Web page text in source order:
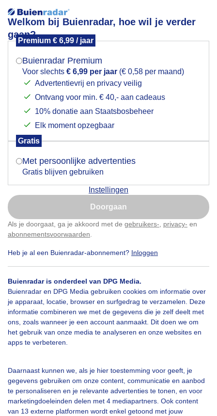
Welkom bij Buienradar, hoe wil je verder
gaan?
Premium € 6,99 / jaar
Buienradar Premium
Voor slechts € 6,99 per jaar (€ 0,58 per maand)
Advertentievrij en privacy veilig
Ontvang voor min. € 40,- aan cadeaus
10% donatie aan Staatsbosbeheer
Elk moment opzegbaar
Gratis
Met persoonlijke advertenties
Gratis blijven gebruiken
Instellingen
Doorgaan
Als je doorgaat, ga je akkoord met de gebruikers- privacy- en
abonnementsvoorwaarden
Heb je al een Buienradar-abonnement? Inloggen
Buienradar is onderdeel van DPG Media.
Buienradar en DPG Media gebruiken cookies om informatie over
je apparaat, locatie, browser en surfgedrag te verzamelen. Deze
informatie combineren we met de gegevens die je zelf deelt met
ons, zoals wanneer je een account aanmaakt. Dit doen we om
het gebruik van onze media te analyseren en onze websites en
apps te verbeteren.
Daarnaast kunnen we, als je hier toestemming voor geeft, je
gegevens gebruiken om onze content, communicatie en aanbod
te personaliseren en je relevante advertenties te tonen, en voor
marketingdoeleinden delen met 4 mediapartners. Ook content
van 13 externe platformen wordt enkel getoond met jouw
AVONDZON WOLKENLUCHT HOGE HEXEL
OVERIJSSEL 11 MEI
Bekijk slideshow
Een moment geduld aub...
Mogen we je locatie gebruiken voor het
Indien je hier nog geen akkoord op hebt gegeven,
verschijnt er zo een pop-up uit je browser waarin
Is goed, toon de popup
Nu niet, misschien later
Klik hierom dit aan te passen